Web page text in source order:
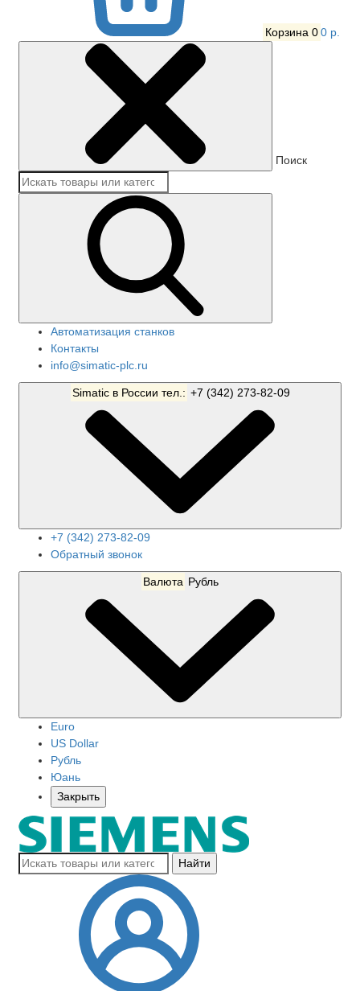
Корзина 00 р.
Поиск
Автоматизация станков
Контакты
info@simatic-plc.ru
Simatic в России тел.: +7 (342) 273-82-09
+7 (342) 273-82-09
Обратный звонок
Валюта Рубль
Euro
US Dollar
Рубль
Юань
Закрыть
Найти